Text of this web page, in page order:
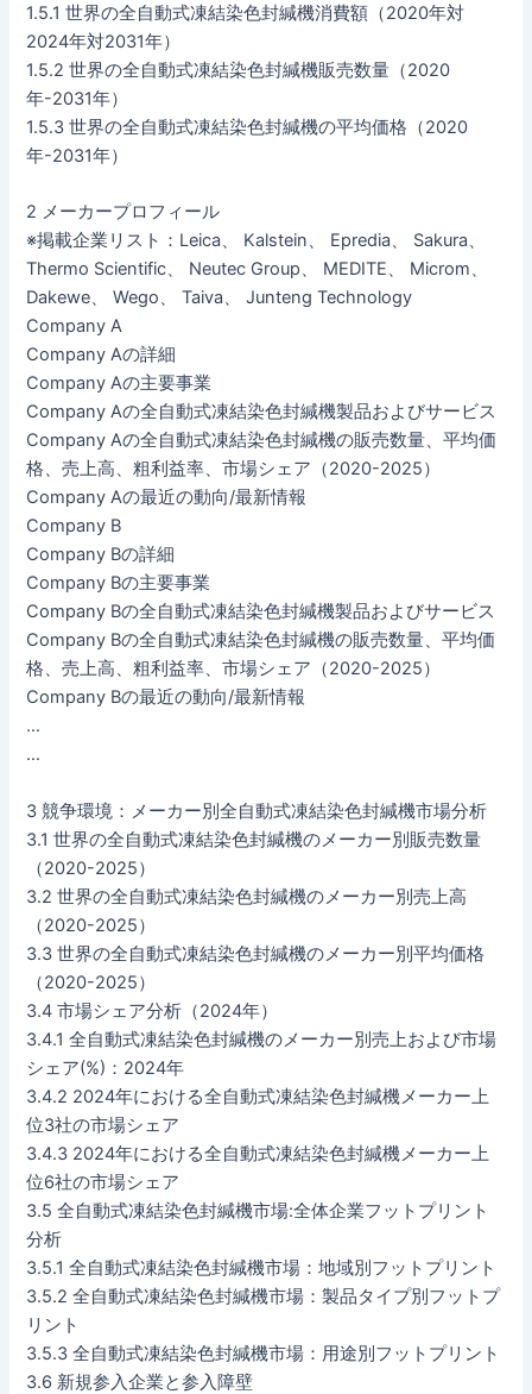
1.5.1 世界の全自動式凍結染色封緘機消費額（2020年対
2024年対2031年）
1.5.2 世界の全自動式凍結染色封緘機販売数量（2020
年-2031年）
1.5.3 世界の全自動式凍結染色封緘機の平均価格（2020
年-2031年）
2 メーカープロフィール
※掲載企業リスト：Leica、 Kalstein、 Epredia、 Sakura、
Thermo Scientific、 Neutec Group、 MEDITE、 Microm、
Dakewe、 Wego、 Taiva、 Junteng Technology
Company A
Company Aの詳細
Company Aの主要事業
Company Aの全自動式凍結染色封緘機製品およびサービス
Company Aの全自動式凍結染色封緘機の販売数量、平均価
格、売上高、粗利益率、市場シェア（2020-2025）
Company Aの最近の動向/最新情報
Company B
Company Bの詳細
Company Bの主要事業
Company Bの全自動式凍結染色封緘機製品およびサービス
Company Bの全自動式凍結染色封緘機の販売数量、平均価
格、売上高、粗利益率、市場シェア（2020-2025）
Company Bの最近の動向/最新情報
…
…
3 競争環境：メーカー別全自動式凍結染色封緘機市場分析
3.1 世界の全自動式凍結染色封緘機のメーカー別販売数量
（2020-2025）
3.2 世界の全自動式凍結染色封緘機のメーカー別売上高
（2020-2025）
3.3 世界の全自動式凍結染色封緘機のメーカー別平均価格
（2020-2025）
3.4 市場シェア分析（2024年）
3.4.1 全自動式凍結染色封緘機のメーカー別売上および市場
シェア(%)：2024年
3.4.2 2024年における全自動式凍結染色封緘機メーカー上
位3社の市場シェア
3.4.3 2024年における全自動式凍結染色封緘機メーカー上
位6社の市場シェア
3.5 全自動式凍結染色封緘機市場:全体企業フットプリント
分析
3.5.1 全自動式凍結染色封緘機市場：地域別フットプリント
3.5.2 全自動式凍結染色封緘機市場：製品タイプ別フットプ
リント
3.5.3 全自動式凍結染色封緘機市場：用途別フットプリント
3.6 新規参入企業と参入障壁